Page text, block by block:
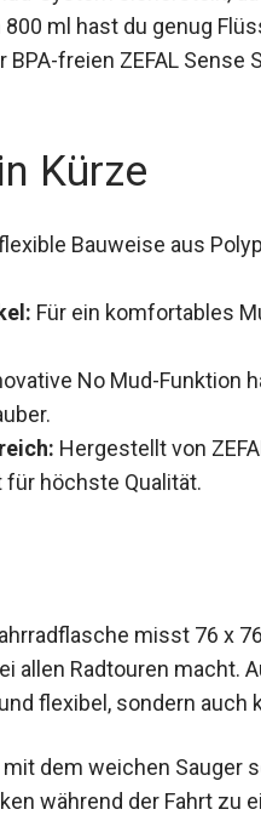
ml hast du genug
freien ZEFAL Sense
Kürze
Bauweise aus
Für ein komfortables
No Mud-Funktion
Hergestellt von
höchste Qualität.
misst 76 x
allen Radtouren
flexibel, sondern auch
dem weichen Sauger
während der Fahrt zu